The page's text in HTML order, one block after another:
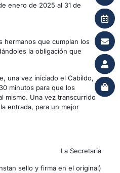
enero de 2025 al 31 de
hermanos que cumplan los
la obligación que
una vez iniciado el Cabildo,
minutos para que los
mismo. Una vez transcurrido
entrada, para un mejor
La Secretaria
sello y firma en el original)